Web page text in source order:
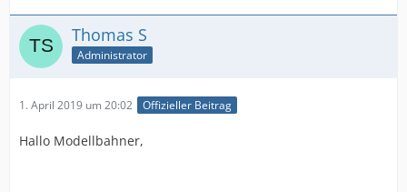
Thomas S
Administrator
1. April 2019 um 20:02 Offizieller Beitrag
Hallo Modellbahner,